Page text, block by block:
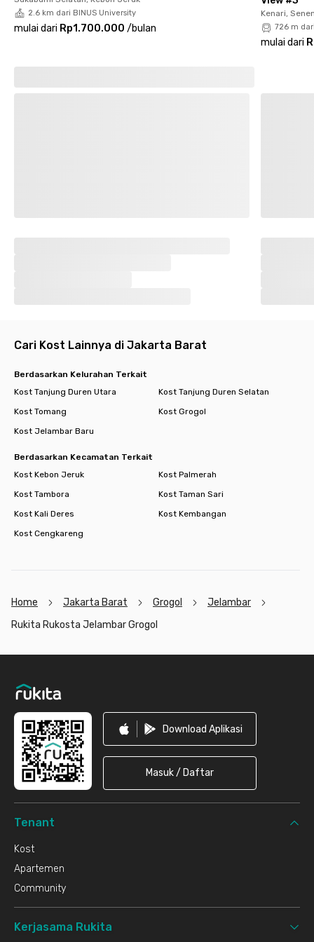
Fasilitas Kamar & Bangunan Lengkap:
✅ Rooftop untuk bersantai
✅ AC di setiap kamar
tempat beristirahat, tapi juga tentang kenyamanan hidup dan
atau siapa pun yang ingin hidup praktis di tengah hiruk-pikuk
Jakarta. Yuk, nikmati hunian modern yang lengkap dan
strategis, hanya di Rukita!
2.6 km dari BINUS University
mulai dari Rp1.700.000 /bulan
Kenari,
726 m
mulai dari
Cari Kost Lainnya di Jakarta Barat
Berdasarkan Kelurahan Terkait
Kost Tanjung Duren Utara
Kost Tanjung Duren Selatan
Kost Tomang
Kost Grogol
Kost Jelambar Baru
Berdasarkan Kecamatan Terkait
Kost Kebon Jeruk
Kost Palmerah
Kost Tambora
Kost Taman Sari
Kost Kali Deres
Kost Kembangan
Kost Cengkareng
Home Jakarta Barat Grogol
Jelambar
Rukita Rukosta Jelambar Grogol
Download Aplikasi
Masuk / Daftar
Tenant
Kost
Apartemen
Community
Kerjasama Rukita